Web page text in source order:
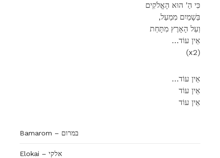
כִּי הַ’ הוּא הָאֱלֹקִים
,בַּשָׁמַיִם מִמַעַל
וְעַל הָאָרֶץ מִתָּחַת
…אֵין עוֹד
(x2)
…אֵין עוֹד
אֵין עוֹד
אֵין עוֹד
Bamarom – במרום
Elokai – אלקי